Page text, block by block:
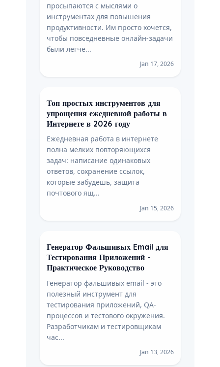
просыпаются с мыслями о
инструментах для повышения
продуктивности. Им просто хочется,
чтобы повседневные онлайн-задачи
были легче...
Jan 17, 2026
Топ простых инструментов для
упрощения ежедневной работы в
Интернете в 2026 году
Ежедневная работа в интернете
полна мелких повторяющихся
задач: написание одинаковых
ответов, сохранение ссылок,
которые забудешь, защита
почтового ящ...
Jan 15, 2026
Генератор Фальшивых Email для
Тестирования Приложений -
Практическое Руководство
Генератор фальшивых email - это
полезный инструмент для
тестирования приложений, QA-
процессов и тестового окружения.
Разработчикам и тестировщикам
час...
Jan 13, 2026